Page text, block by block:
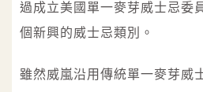
過成立美國單一麥芽威士忌委
個新興的威士忌類別。
雖然威嵐沿用傳統單一麥芽威